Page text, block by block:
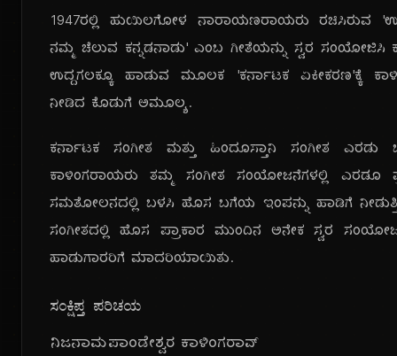
1947ರಲ್ಲಿ ಹುಯಿಲಗೋಳ ನಾರಾಯಣರಾಯರು ರಚಿಸಿರುವ
ನಮ್ಮ ಚೆಲುವ ಕನ್ನಡನಾಡು' ಎಂಬ ಗೀತೆಯನ್ನು ಸ್ವರ ಸಂಯೋಜಿಸಿ
ಉದ್ದಗಲಕ್ಕೂ ಹಾಡುವ ಮೂಲಕ 'ಕರ್ನಾಟಕ ಏಕೀಕರಣ'ಕ್ಕೆ
ನೀಡಿದ ಕೊಡುಗೆ ಅಮೂಲ್ಯ.
ಕರ್ನಾಟಕ ಸಂಗೀತ ಮತ್ತು ಹಿಂದೂಸ್ತಾನಿ ಸಂಗೀತ ಎರಡು
ಕಾಳಿಂಗರಾಯರು ತಮ್ಮ ಸಂಗೀತ ಸಂಯೋಜನೆಗಳಲ್ಲಿ ಎರಡೂ
ಸಮತೋಲನದಲ್ಲಿ ಬಳಸಿ ಹೊಸ ಬಗೆಯ ಇಂಪನ್ನು ಹಾಡಿಗೆ
ಸಂಗೀತದಲ್ಲಿ ಹೊಸ ಪ್ರಾಕಾರ ಮುಂದಿನ ಅನೇಕ ಸ್ವರ
ಹಾಡುಗಾರರಿಗೆ ಮಾದರಿಯಾಯಿತು.
ಸಂಕ್ಷಿಪ್ತ ಪರಿಚಯ
ನಿಜನಾಮಪಾಂಡೇಶ್ವರ ಕಾಳಿಂಗರಾವ್